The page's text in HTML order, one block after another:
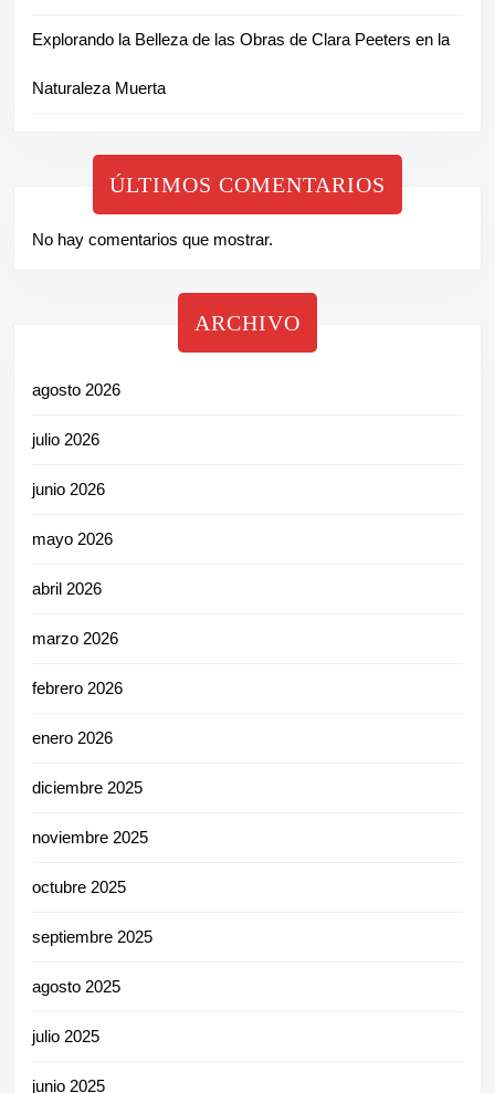
Explorando la Belleza de las Obras de Clara Peeters en la
Naturaleza Muerta
ÚLTIMOS COMENTARIOS
No hay comentarios que mostrar.
ARCHIVO
agosto 2026
julio 2026
junio 2026
mayo 2026
abril 2026
marzo 2026
febrero 2026
enero 2026
diciembre 2025
noviembre 2025
octubre 2025
septiembre 2025
agosto 2025
julio 2025
junio 2025